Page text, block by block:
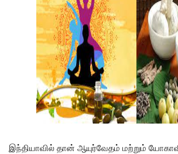
இந்தியாவில் தான் ஆயுர்வேதம் மற்றும்